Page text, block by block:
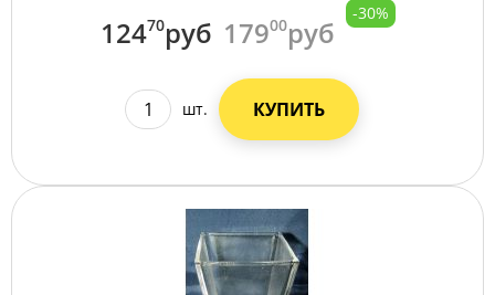
12470руб 17900руб
-30%
шт. КУПИТЬ